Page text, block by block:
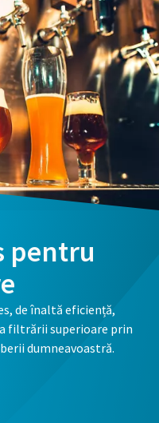
pentru
de înaltă eficiență,
filtrării superioare prin
dumneavoastră.